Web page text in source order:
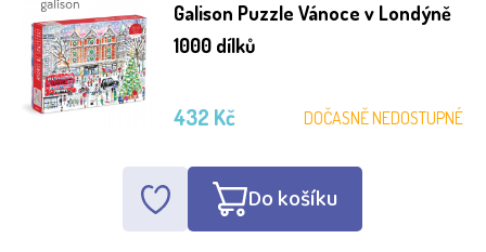
Galison Puzzle Vánoce v Londýně
1000 dílků
DOČASNĚ NEDOSTUPNÉ
432 Kč
Do košíku